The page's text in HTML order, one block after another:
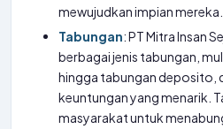
mewujudkan impian mereka.
Tabungan: PT Mitra Insan
berbagai jenis tabungan,
hingga tabungan deposito,
keuntungan yang menarik.
masyarakat untuk